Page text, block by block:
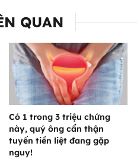
QUAN
Có 1 trong 3 triệu chứng
này, quý ông cẩn thận
tuyến tiền liệt đang gặp
nguy!